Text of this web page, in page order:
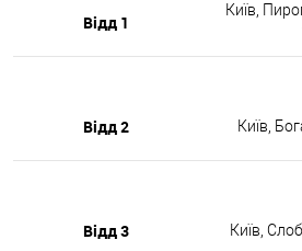
Відд 1
Київ,
Відд 2 Київ,
Відд 3 Київ,